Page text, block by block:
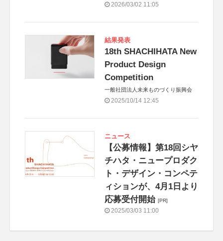
2026/03/02 11:05
結果発表
18th SHACHIHATA New
Product Design
Competition
一般社団法人未来ものづくり振興会
2025/10/14 12:45
ニュース
【公募情報】第18回シヤ
チハタ・ニュープロダク
ト・デザイン・コンペテ
ィションが、4月1日より
応募受付開始 [PR]
2025/03/03 11:00